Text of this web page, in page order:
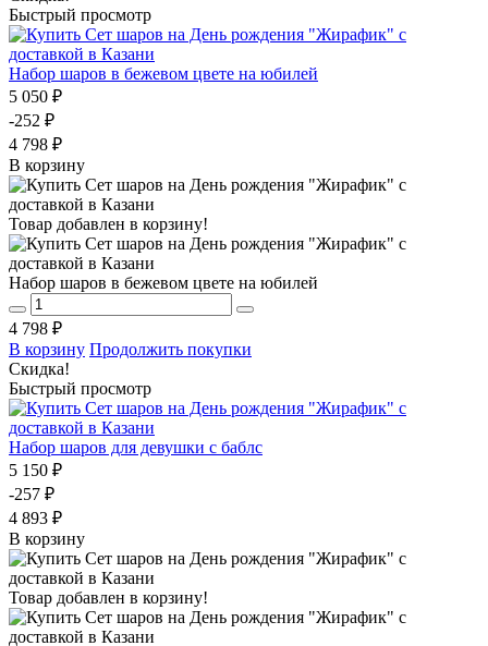
Быстрый просмотр
Набор шаров в бежевом цвете на юбилей
5 050 ₽
-252 ₽
4 798 ₽
В корзину
Товар добавлен в корзину!
Набор шаров в бежевом цвете на юбилей
4 798 ₽
В корзину Продолжить покупки
Скидка!
Быстрый просмотр
Набор шаров для девушки с баблс
5 150 ₽
-257 ₽
4 893 ₽
В корзину
Товар добавлен в корзину!